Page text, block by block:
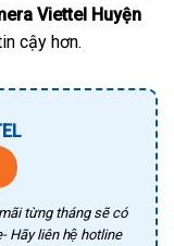
Viettel Huyện
cậy hơn.
từng tháng sẽ có
Hãy liên hệ hotline